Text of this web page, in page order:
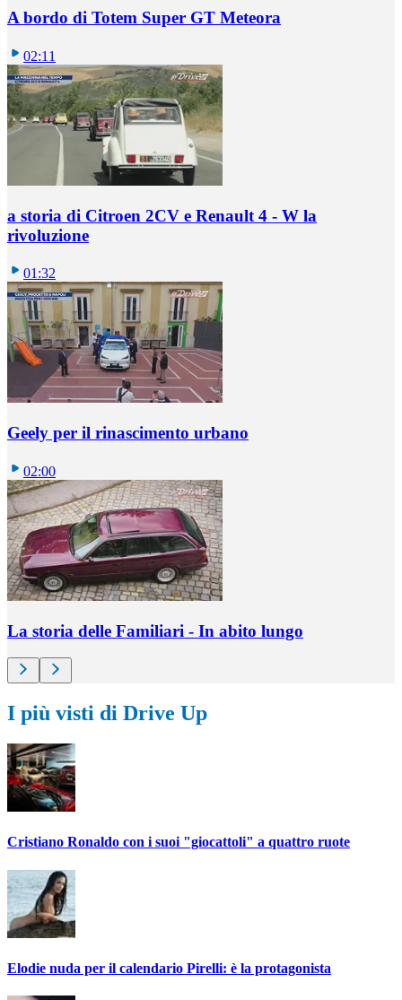
A bordo di Totem Super GT Meteora
02:11
a storia di Citroen 2CV e Renault 4 - W la
rivoluzione
01:32
Geely per il rinascimento urbano
02:00
La storia delle Familiari - In abito lungo
I più visti di Drive Up
Cristiano Ronaldo con i suoi "giocattoli" a quattro ruote
Elodie nuda per il calendario Pirelli: è la protagonista